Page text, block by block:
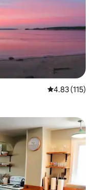
Calificación
4.83 (115)